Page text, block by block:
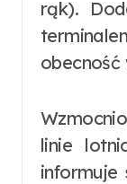
rąk).
obecność
linie
informuje